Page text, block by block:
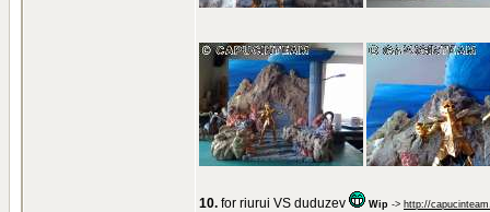
10. for riurui VS duduzev Wip -> http://